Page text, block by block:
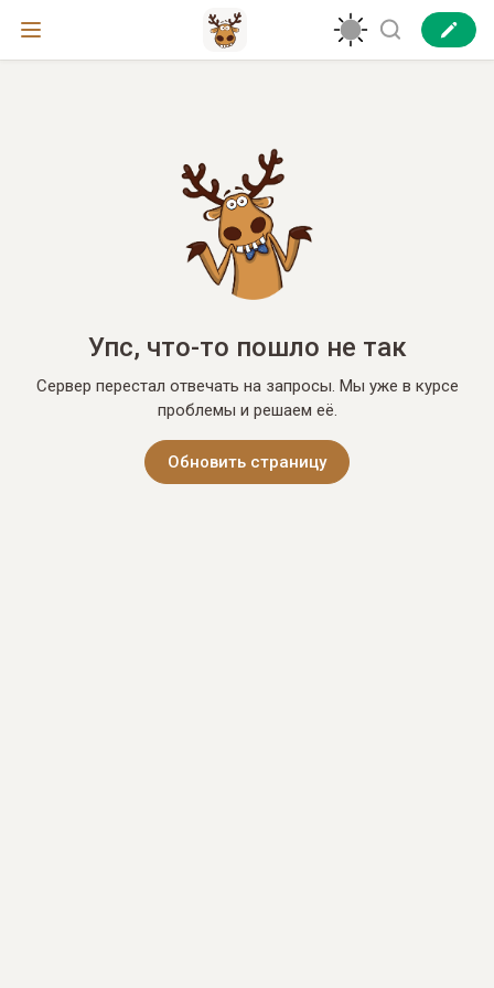
Упс, что-то пошло не так
Сервер перестал отвечать на запросы. Мы уже в курсе
проблемы и решаем её.
Обновить страницу